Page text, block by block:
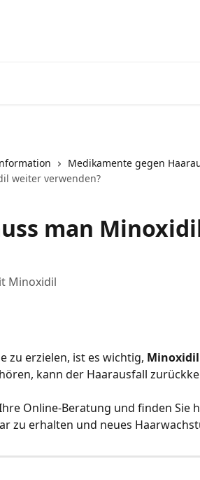
Medikamente gegen
weiter verwenden?
man
Minoxidil
zu erzielen, ist es wichtig, Minoxidil
kann der Haarausfall
Online-Beratung und finden Sie
zu erhalten und neues